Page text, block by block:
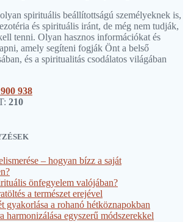
spirituális beállítottságú személyeknek is,
és spirituális iránt, de még nem tudják,
tenni. Olyan hasznos információkat és
amely segíteni fogják Önt a belső
és a spiritualitás csodálatos világában
938
210
– hogyan bízz a saját
önfegyelem valójában?
a természet erejével
gyakorlása a rohanó hétköznapokban
harmonizálása egyszerű módszerekkel